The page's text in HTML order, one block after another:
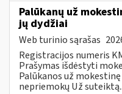
Palūkanų už
jų dydžiai
Web turinio sąrašas
Registracijos numeris
Prašymas išdėstyti
Palūkanos už
nepriemokų Už